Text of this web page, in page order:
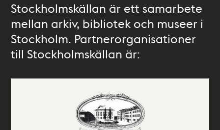
Stockholmskällan är ett samarbete
mellan arkiv, bibliotek och museer i
Stockholm. Partnerorganisationer
till Stockholmskällan är: